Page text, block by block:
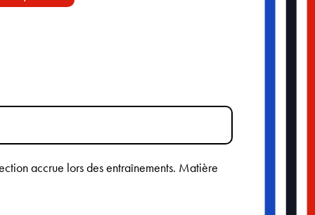
accrue lors des entraînements. Matière